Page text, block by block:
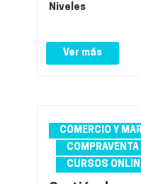
Niveles
Ver más
COMERCIO Y
COMPRAVENTA
CURSOS